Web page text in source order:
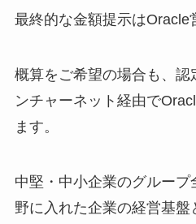
最終的な金額提示はOracle
概算をご希望の場合も、
ンチャーネット経由で
ます。
中堅・中小企業のグループ
野に入れた企業の経営基盤